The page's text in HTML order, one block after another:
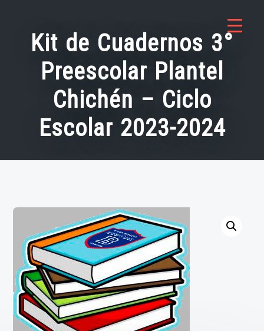
contenidoKit de Cuadernos 3°
Preescolar Plantel
Chichén – Ciclo
Escolar 2023-2024